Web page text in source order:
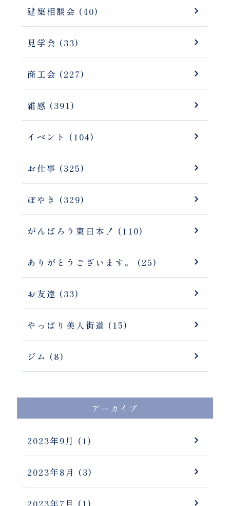
建築相談会 (40)
見学会 (33)
商工会 (227)
雑感 (391)
イベント (104)
お仕事 (325)
ぼやき (329)
がんばろう東日本！ (110)
ありがとうございます。 (25)
お友達 (33)
やっぱり美人街道 (15)
ジム (8)
アーカイブ
2023年9月 (1)
2023年8月 (3)
2023年7月 (1)